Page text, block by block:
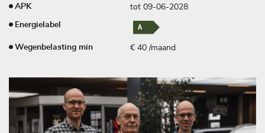
APK tot 09-06-2028
Energielabel
Wegenbelasting min € 40 /maand